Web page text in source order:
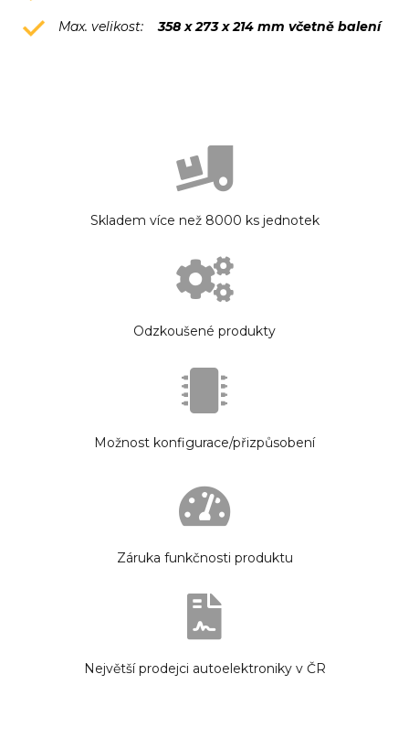
Max. velikost: 358 x 273 x 214 mm včetně balení
Skladem více než 8000 ks jednotek
Odzkoušené produkty
Možnost konfigurace/přizpůsobení
Záruka funkčnosti produktu
Největší prodejci autoelektroniky v ČR